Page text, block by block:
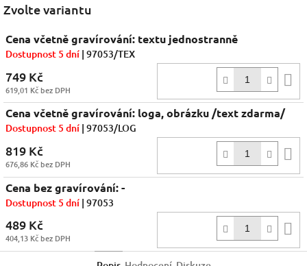
Zvolte variantu
Cena včetně gravírování: textu jednostranně
Dostupnost 5 dní | 97053/TEX
749 Kč
619,01 Kč bez DPH
Cena včetně gravírování: loga, obrázku /text zdarma/
Dostupnost 5 dní | 97053/LOG
819 Kč
676,86 Kč bez DPH
Cena bez gravírování: -
Dostupnost 5 dní | 97053
489 Kč
404,13 Kč bez DPH